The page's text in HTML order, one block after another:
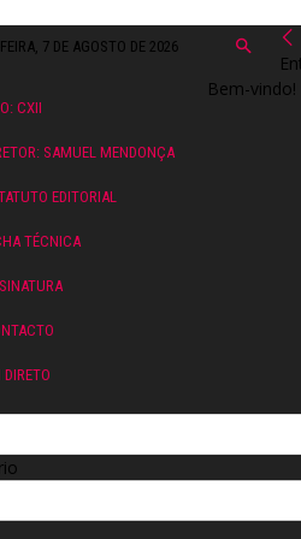
7 DE AGOSTO DE 2026
CXII
SAMUEL MENDONÇA
EDITORIAL
TÉCNICA
DIRETO
Bem-